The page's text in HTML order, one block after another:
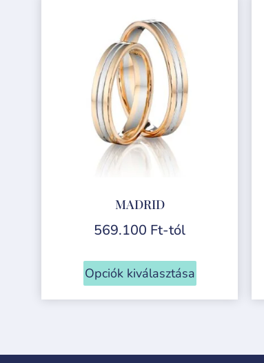
MADRID
569.100 Ft-tól
Opciók kiválasztása